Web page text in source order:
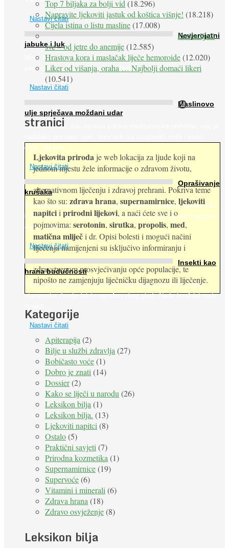
Nastavi čitati
Nevjerojatni
jabuke i luk
Muče li vas tegobe vezane uz srce, oči i živce, od kojih pati
većina dijabetičara u kasnijem stadiju bolesti, jabuke ...
Nastavi čitati
Maslinovo
ulje sprječava moždani udar
Maslinovo ulje, kao osnova zdrave mediteranske prehrane, već je
dalje. Njihovo ...
Nastavi čitati
Oprašivanje
krušaka
Pri podizanju nasada kruške zanemaruje se problem oprašivanja
kukcima jer vlada uvjerenje da će krušku oprašiti pčele medarice
(Apis mellifera). ...
Nastavi čitati
Insekti kao
hrana budućnosti
Prema predviđanjima FAO-a do 2050. godine život 9 milijardi
stanovnika Zemlje bit će ugrožen zbog gladi. Nadu (možda) nude
Nastavi čitati
Top 7 biljaka za bolji vid (18.296)
Napravite ljekoviti jastuk od koštica višnje! (18.218)
Cijela istina o listu masline(17.008)
Peršin liječi
sve – od jetre do anemije(12.585)
Hrastova kora i maslačak liječe hemoroide(12.020)
Liker od višanja, oraha … Najbolji domaći likeri
(10.541)
O
stranici
Ljekovita priroda je web lokacija za ljude koji na
jednom mjestu žele informacije o zdravom životu,
alternativnom liječenju i zdravoj prehrani. Pokriva teme
kao što su: zdrava hrana, supernamirnice, ljekoviti
napitciiprirodni lijekovi, a naći ćete sve i o
pojmovima: serotonin, sirutka, propolis, med,
matična mliječi dr. Opisi bolesti i mogući načini
liječenja namijenjeni su isključivo informiranju i
zdravstvenom prosvjećivanju opće populacije, te
nipošto ne zamjenjuju liječničku dijagnozu ili liječenje.
Kategorije
Apiterapija (2)
Bilje u službi zdravlja (27)
Bobičasto voće(1)
Dobro je znati (14)
Dossier(2)
Kako se liječi u narodu (26)
Leksikon bilja (1)
Leksikon bilja. (13)
Ljekoviti napitci (8)
Ostalo(5)
Praktični savjeti (7)
Prirodna kozmetika (1)
Supernamirnice(19)
Supervoće(6)
Vitamini i minerali (6)
Zdrava hrana (18)
Zdravo osvježenje(8)
Leksikon bilja